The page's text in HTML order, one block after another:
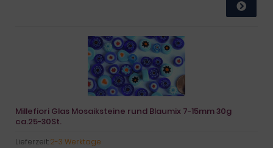
Millefiori Glas Mosaiksteine rund Blaumix 7-15mm 30g
ca.25-30St.
Lieferzeit:2-3 Werktage